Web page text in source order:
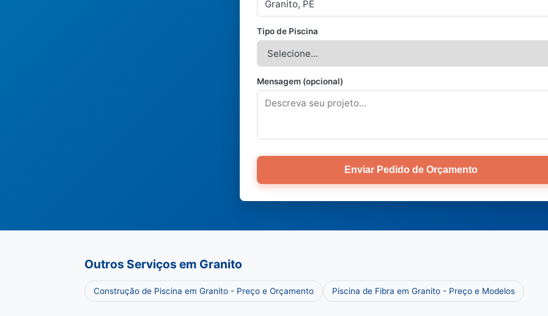
Tipo de Piscina
Mensagem (opcional)
Enviar Pedido de Orçamento
Outros Serviços em Granito
Construção de Piscina em Granito - Preço e Orçamento Piscina de Fibra em Granito - Preço e Modelos